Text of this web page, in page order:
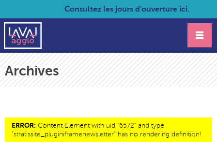
Consultez les jours d'ouverture ici.
Archives
ERROR: Content Element with uid "6572" and type
"stratissite_pluginiframenewsletter" has no rendering definition!